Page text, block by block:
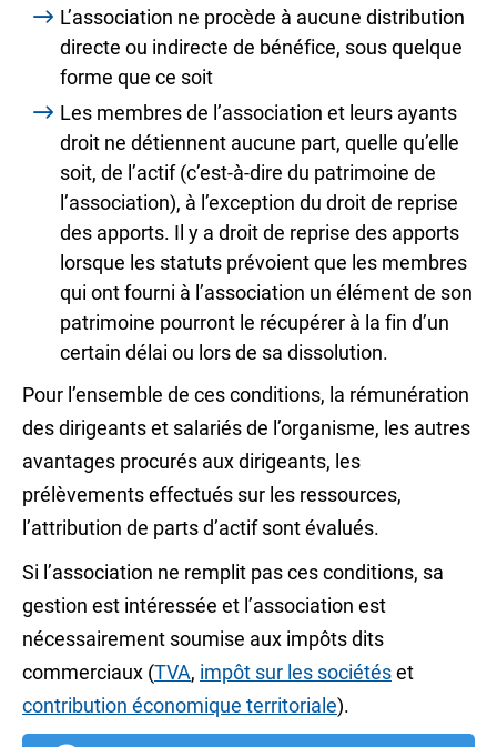
L’association ne procède à aucune distribution
directe ou indirecte de bénéfice, sous quelque
forme que ce soit
Les membres de l’association et leurs ayants
droit ne détiennent aucune part, quelle qu’elle
soit, de l’actif (c’est-à-dire du patrimoine de
l’association), à l’exception du droit de reprise
des apports. Il y a droit de reprise des apports
lorsque les statuts prévoient que les membres
qui ont fourni à l’association un élément de son
patrimoine pourront le récupérer à la fin d’un
certain délai ou lors de sa dissolution.
Pour l’ensemble de ces conditions, la rémunération
des dirigeants et salariés de l’organisme, les autres
avantages procurés aux dirigeants, les
prélèvements effectués sur les ressources,
l’attribution de parts d’actif sont évalués.
Si l’association ne remplit pas ces conditions, sa
gestion est intéressée et l’association est
nécessairement soumise aux impôts dits
commerciaux (TVA, impôt sur les sociétéset
contribution économique territoriale).